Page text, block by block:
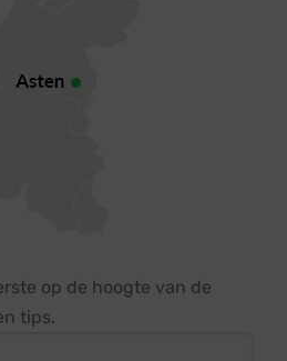
op de hoogte van de
tips.